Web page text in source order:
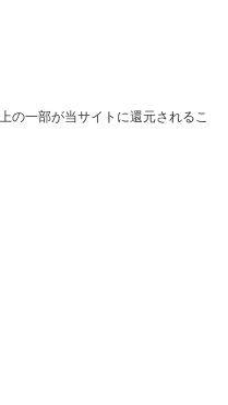
の一部が当サイトに還元されるこ